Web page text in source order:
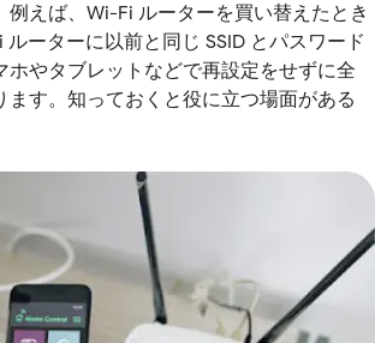
例えば、Wi-Fi ルーターを買い替えたとき
ーターに以前と同じ SSID とパスワード
ホやタブレットなどで再設定をせずに全
ます。知っておくと役に立つ場面がある